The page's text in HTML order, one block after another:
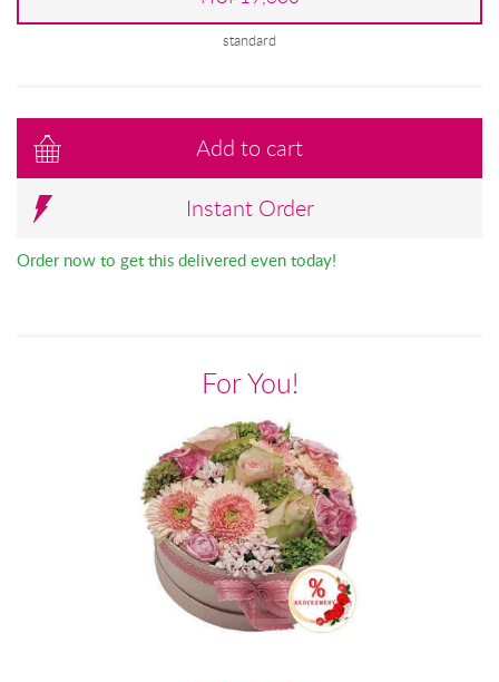
standard
Add to cart
Instant Order
Order now to get this delivered even today!
For You!